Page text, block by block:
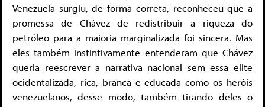
Venezuela surgiu, de forma correta, reconheceu que a
promessa de Chávez de redistribuir a riqueza do
petróleo para a maioria marginalizada foi sincera. Mas
eles também instintivamente entenderam que Chávez
queria reescrever a narrativa nacional sem essa elite
ocidentalizada, rica, branca e educada como os heróis
venezuelanos, desse modo, também tirando deles o